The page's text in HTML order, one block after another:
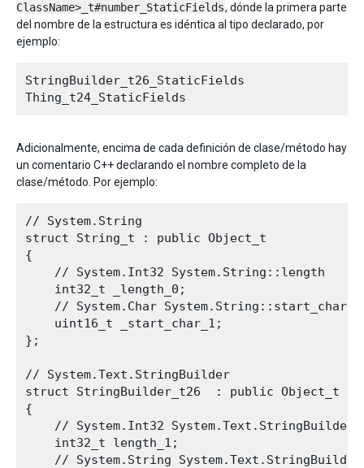
ClassName>_t#number_StaticFields, dónde la primera parte
del nombre de la estructura es idéntica al tipo declarado, por
ejemplo:
StringBuilder_t26_StaticFields
Adicionalmente, encima de cada definición de clase/método hay
un comentario C++ declarando el nombre completo de la
clase/método. Por ejemplo:
// System.String
struct String_t : public Object_t
{
    // System.Int32 System.String::length
    int32_t _length_0;
    // System.Char System.String::start_char
    uint16_t _start_char_1;
};
// System.Text.StringBuilder
struct StringBuilder_t26  : public Object_t
{
// System.Int32
    int32_t length_1;
// System.String